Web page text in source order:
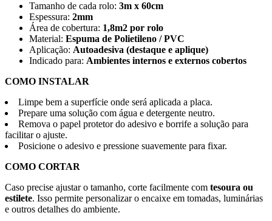
Tamanho de cada rolo: 3m x 60cm
Espessura: 2mm
Área de cobertura: 1,8m2 por rolo
Material: Espuma de Polietileno / PVC
Aplicação: Autoadesiva (destaque e aplique)
Indicado para: Ambientes internos e externos cobertos
COMO INSTALAR
Limpe bem a superfície onde será aplicada a placa.
Prepare uma solução com água e detergente neutro.
Remova o papel protetor do adesivo e borrife a solução para
facilitar o ajuste.
Posicione o adesivo e pressione suavemente para fixar.
COMO CORTAR
Caso precise ajustar o tamanho, corte facilmente com tesoura ou
estilete. Isso permite personalizar o encaixe em tomadas, luminárias
e outros detalhes do ambiente.